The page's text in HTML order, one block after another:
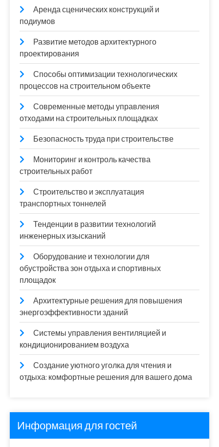
Аренда сценических конструкций и
подиумов
Развитие методов архитектурного
проектирования
Способы оптимизации технологических
процессов на строительном объекте
Современные методы управления
отходами на строительных площадках
Безопасность труда при строительстве
Мониторинг и контроль качества
строительных работ
Строительство и эксплуатация
транспортных тоннелей
Тенденции в развитии технологий
инженерных изысканий
Оборудование и технологии для
обустройства зон отдыха и спортивных
площадок
Архитектурные решения для повышения
энергоэффективности зданий
Системы управления вентиляцией и
кондиционированием воздуха
Создание уютного уголка для чтения и
отдыха: комфортные решения для вашего дома
Информация для гостей